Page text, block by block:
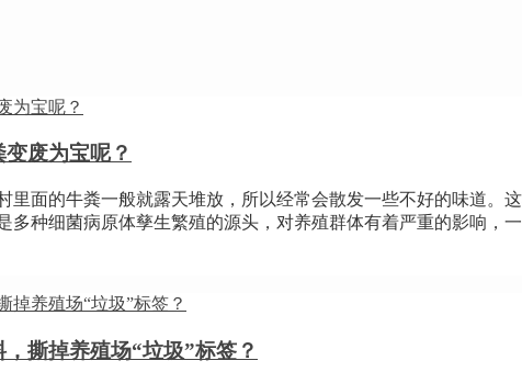
废为宝呢？
里面的牛粪一般就露天堆放，所以经常会散发一些不好的味道
多种细菌病原体孳生繁殖的源头，对养殖群体有着严重的影响，
撕掉养殖场“垃圾”标签？